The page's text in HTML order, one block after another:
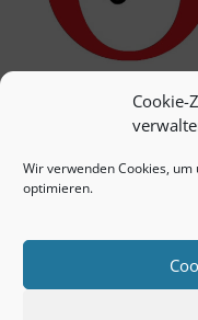
Cookie-
Wir verwenden Cookies,
optimieren.